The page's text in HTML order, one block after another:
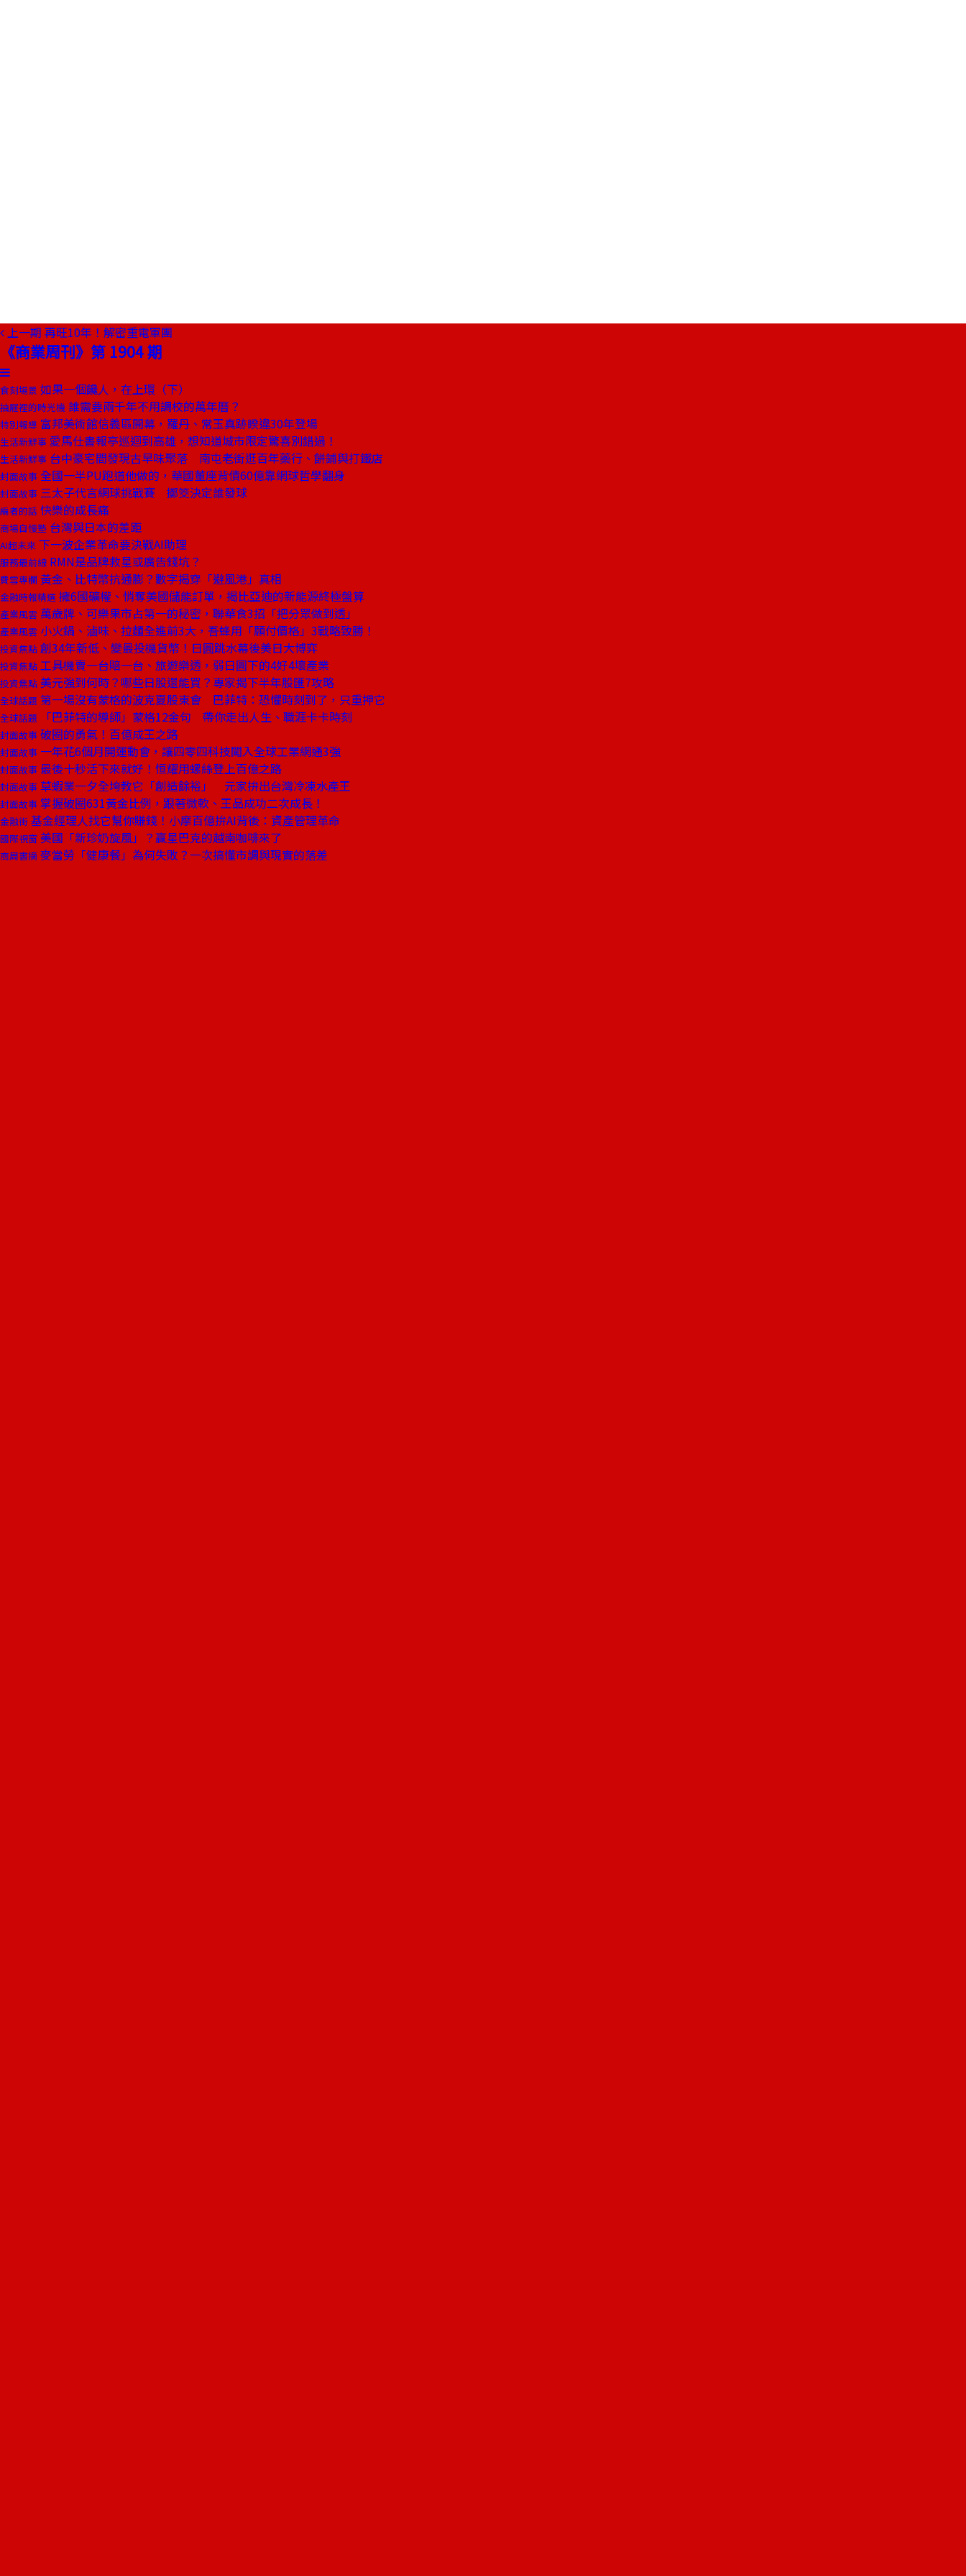
上一期 再旺10年！解密重電軍團
《商業周刊》第 1904 期
食刻場景 如果一個饞人，在上環（下）
抽屜裡的時光機 誰需要兩千年不用調校的萬年曆？
特別報導 富邦美術館信義區開幕，羅丹、常玉真跡睽違30年登場
生活新鮮事 愛馬仕書報亭巡迴到高雄，想知道城市限定驚喜別錯過！
生活新鮮事 台中豪宅間發現古早味聚落 南屯老街逛百年藥行、餅鋪與打鐵店
封面故事 全國一半PU跑道他做的，華國董座背債60億靠網球哲學翻身
封面故事 三太子代言網球挑戰賽 擲筊決定誰發球
編者的話 快樂的成長痛
商場自慢塾 台灣與日本的差距
AI超未來 下一波企業革命要決戰AI助理
服務最前線 RMN是品牌救星或廣告錢坑？
費雪專欄 黃金、比特幣抗通膨？數字揭穿「避風港」真相
金融時報精選 擁6國礦權、悄奪美國儲能訂單，揭比亞迪的新能源終極盤算
產業風雲 萬歲牌、可樂果市占第一的秘密，聯華食3招「把分眾做到透」
產業風雲 小火鍋、滷味、拉麵全進前3大，吾蜂用「願付價格」3戰略致勝！
投資焦點 創34年新低、變最投機貨幣！日圓跳水幕後美日大博弈
投資焦點 工具機賣一台賠一台、旅遊樂透，弱日圓下的4好4壞產業
投資焦點 美元強到何時？哪些日股還能買？專家揭下半年股匯7攻略
全球話題 第一場沒有蒙格的波克夏股東會 巴菲特：恐懼時刻到了，只重押它
全球話題 「巴菲特的導師」蒙格12金句 帶你走出人生、職涯卡卡時刻
封面故事 破圈的勇氣！百億成王之路
封面故事 一年花6個月開運動會，讓四零四科技闖入全球工業網通3強
封面故事 最後十秒活下來就好！恒耀用螺絲登上百億之路
封面故事 草蝦業一夕全垮教它「創造餘裕」 元家拚出台灣冷凍水產王
封面故事 掌握破圈631黃金比例，跟著微軟、王品成功二次成長！
金融街 基金經理人找它幫你賺錢！小摩百億拚AI背後：資產管理革命
國際視窗 美國「新珍奶旋風」？贏星巴克的越南咖啡來了
商周書摘 麥當勞「健康餐」為何失敗？一次搞懂市調與現實的落差